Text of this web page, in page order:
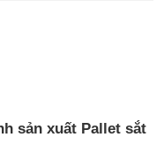
sản xuất Pallet sắt